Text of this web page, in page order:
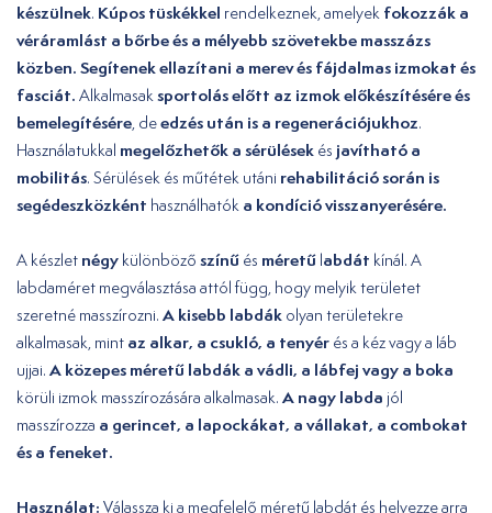
készülnek. Kúpos tüskékkel rendelkeznek, amelyek fokozzák a
véráramlást a bőrbe és a mélyebb szövetekbe masszázs
közben. Segítenek ellazítani a merev és fájdalmas izmokat és
fasciát. Alkalmasaksportolás előtt az izmok előkészítésére és
bemelegítésére, deedzés után is a regenerációjukhoz.
Használatukkal megelőzhetők a sérülések és javítható a
mobilitás. Sérülések és műtétek utáni rehabilitáció során is
segédeszközként használhatók a kondíció visszanyerésére.
A készlet négy különböző színű és méretű labdát kínál. A
labdaméret megválasztása attól függ, hogy melyik területet
szeretné masszírozni. A kisebb labdák olyan területekre
alkalmasak, mint az alkar, a csukló, a tenyér és a kéz vagy a láb
ujjai. A közepes méretű labdáka vádli, a lábfej vagy a boka
körüli izmok masszírozására alkalmasak. A nagy labda jól
masszírozza a gerincet, a lapockákat, a vállakat, a combokat
és a feneket.
Használat: Válassza ki a megfelelő méretű labdát és helyezze arra